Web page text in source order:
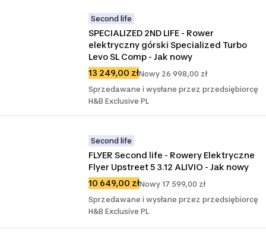
Second life
SPECIALIZED 2ND LIFE - Rower
elektryczny górski Specialized Turbo
Levo SL Comp - Jak nowy
13 249,00 złNowy 26 998,00 zł
Sprzedawane i wysłane przez przedsiębiorcę
H&B Exclusive PL
Second life
FLYER Second life - Rowery Elektryczne
Flyer Upstreet 5 3.12 ALIVIO - Jak nowy
10 649,00 złNowy 17 599,00 zł
Sprzedawane i wysłane przez przedsiębiorcę
H&B Exclusive PL